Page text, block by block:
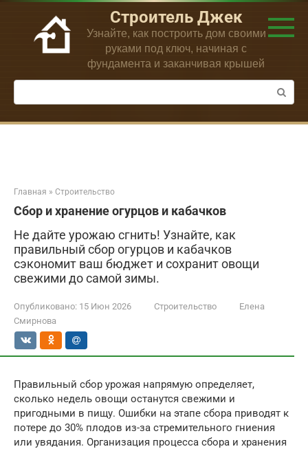
Перейти
контенту
Строитель Джек
Узнайте, как построить дом своими
руками под ключ, начиная с
фундамента и заканчивая крышей
Поиск:
Главная » Строительство
Сбор и хранение огурцов и кабачков
Не дайте урожаю сгнить! Узнайте, как
правильный сбор огурцов и кабачков
сэкономит ваш бюджет и сохранит овощи
свежими до самой зимы.
Опубликовано: 15 Июн 2026 Строительство
Елена
Смирнова
Правильный сбор урожая напрямую определяет,
сколько недель овощи останутся свежими и
пригодными в пищу. Ошибки на этапе сбора приводят к
потере до 30% плодов из-за стремительного гниения
или увядания. Организация процесса сбора и хранения